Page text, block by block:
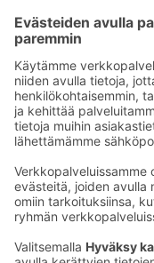
Sähköpostiosoitteet
Seuraa meitä: